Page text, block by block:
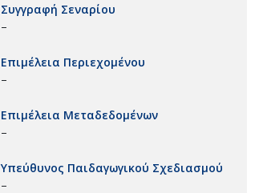
Συγγραφή Σεναρίου
–
Επιμέλεια Περιεχομένου
–
Επιμέλεια Μεταδεδομένων
–
Υπεύθυνος Παιδαγωγικού Σχεδιασμού
–